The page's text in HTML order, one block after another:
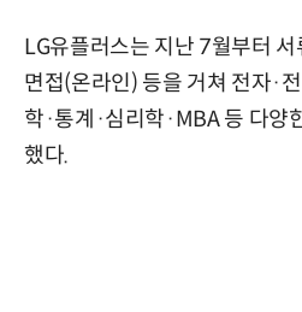
LG유플러스는 지난 7월부터
면접(온라인) 등을 거쳐 전자·
학·통계·심리학·MBA 등 다양
했다.